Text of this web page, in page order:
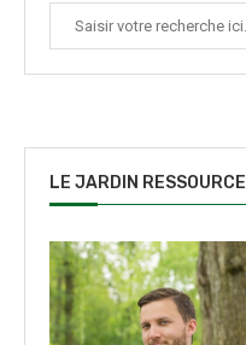
LE JARDIN RESSOURCE